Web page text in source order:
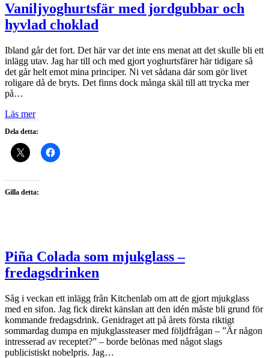
Vaniljyoghurtsfär med jordgubbar och
hyvlad choklad
Ibland går det fort. Det här var det inte ens menat att det skulle bli ett
inlägg utav. Jag har till och med gjort yoghurtsfärer här tidigare så
det går helt emot mina principer. Ni vet sådana där som gör livet
roligare då de bryts. Det finns dock många skäl till att trycka mer
på…
Läs mer
Dela detta:
Gilla detta:
Piña Colada som mjukglass –
fredagsdrinken
Såg i veckan ett inlägg från Kitchenlab om att de gjort mjukglass
med en sifon. Jag fick direkt känslan att den idén måste bli grund för
kommande fredagsdrink. Genidraget att på årets första riktigt
sommardag dumpa en mjukglassteaser med följdfrågan – ”Är någon
intresserad av receptet?” – borde belönas med något slags
publicistiskt nobelpris. Jag…